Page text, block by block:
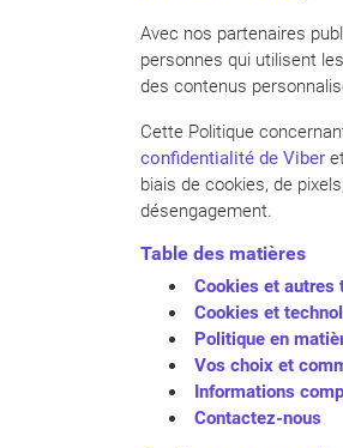
Avec nos partenaires
personnes qui utilisent
des contenus
Cette Politique
confidentialité de Viber
biais de cookies, de
désengagement.
Table des matières
Cookies et autres
Cookies et
Politique en
Vos choix et
Informations
Contactez-nous